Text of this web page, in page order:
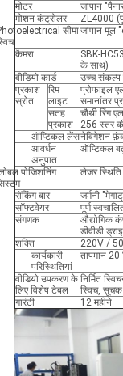
मोटर
जापान
मोशन कंट्रोलर
ZL4000
सीमाजापान मूल
कैमरा
SBK-
के साथ)
वीडियो कार्ड
उच्च संकल्प
प्रकाश
स्रोत
रिम
लाइट
प्रोफाइल
समानांतर
सतह
प्रकाश
चौथी रिंग
256 स्तर
ऑप्टिकल लेंसनेविगेशन
आवर्धन
अनुपात
ऑप्टिकल
पोजिशनिंग
लेजर
रॉकिंग बार
जर्मनी
सॉफ्टवेयर
पूर्ण
संगणक
औद्योगिक
डीवीडी
शक्ति
220V /
कार्यकारी
परिस्थितियां
तापमान
वीडियो उपकरण के
लिए विशेष टेबल
निर्मित
स्विच, सूचक
गारंटी
12 महीने